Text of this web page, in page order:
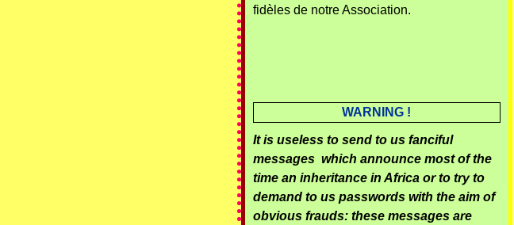
fidèles de notre Association.
WARNING !
It is useless to send to us fanciful
messages which announce most of the
time an inheritance in Africa or to try to
demand to us passwords with the aim of
obvious frauds: these messages are